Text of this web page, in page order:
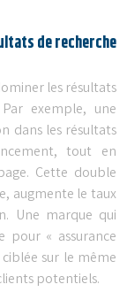
de recherche
les résultats
exemple, une
dans les résultats
tout en
Cette double
augmente le taux
Une marque qui
pour « assurance
sur le même
potentiels.